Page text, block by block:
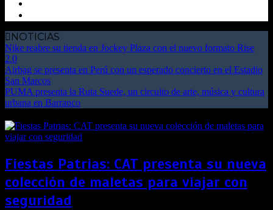
NOTICIAS
Nike reabre su tienda en Jockey Plaza con el nuevo formato Rise
2.0
Airbag se presenta en Perú con un esperado concierto en el Estadio
San Marcos
PUMA presenta la Ruta Suede, un circuito de arte, música y cultura
urbana en Barranco
Fiestas Patrias: CAT presenta su nueva
colección de maletas para viajar con
seguridad